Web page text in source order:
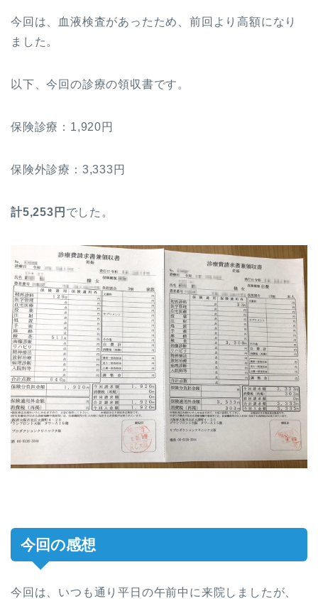
今回は、血液検査があったため、前回より高額になり
ました。
以下、今回の診療の領収書です。
保険診療：1,920円
保険外診療：3,333円
計5,253円 でした。
今回の感想
今回は、いつも通り平日の午前中に来院しましたが、